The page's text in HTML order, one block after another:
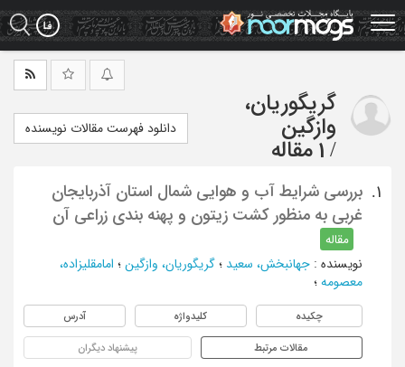
Skip
to
main
گریگوریان،
وازگین
/ 1 مقاله
دانلود فهرست مقالات نویسنده
1.
بررسی شرایط آب و هوایی شمال استان آذربایجان
غربی به منظور کشت زیتون و پهنه بندی زراعی آن
مقاله
نویسنده : جهانبخش، سعید ؛ گریگوریان، وازگین ؛ امامقلیزاده،
معصومه ؛
چکیده کلیدواژه آدرس
مقالات مرتبط پیشنهاد دیگران